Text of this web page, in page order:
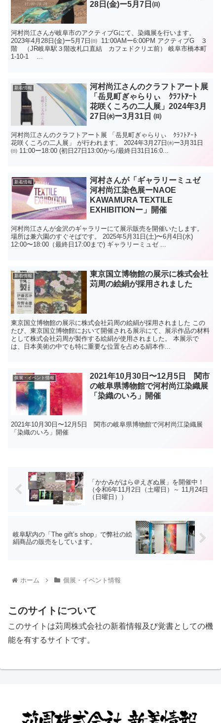
28日(金)ー5月7日㈰
河村尚江さんが岐阜市のアクティブGにて、染織展を行います。
2023年4月28日(金)ー5月7日㈰ 11:00AMー6:00PM アクティブG ３
階 （JR岐阜駅３階改札口直結 カフェドクリエ前） 岐阜市橋本町
1-10-1 ...
新着情報
河村尚江さんのクラフトアート展
「岳見町ぎゃらりぃ ｸﾗﾌﾄｱｰﾄ
花咲くころの二人展」2024年3月
27日㈬ー3月31日 ㈰
河村尚江さんのクラフトアート展 「岳見町ぎゃらりぃ ｸﾗﾌﾄｱｰﾄ
花咲くころの二人展」 が行われます。 2024年3月27日㈬ー3月31日
㈰ 11:00ー18:00 (初日27日13:00から/最終日31日16:0...
新着情報
河村さんが「ギャラリーミュゼ
河村尚江染色展ーNAOE
KAWAMURA TEXTILE
EXHIBITIONー」開催
河村尚江さんが金沢のギャラリーにて展示販売を開催いたします。
場所は兼六園のすぐそばです。 2025年5月31日(土)〜6月4日(水)
12:00〜18:00（最終日17:00まで) ギャラリーミュゼ ...
新着情報
東京国立博物館の展示に株式会社
苅周の絵絹が採用されました
東京国立博物館の展示に株式会社苅周の絵絹が採用されました この
たび、東京国立博物館において開催される展示にて、展示作品の材料
として株式会社苅周が製作する絵絹が使用されました。 本展示で
は、日本美術の中でも特に重要な位置を占める絹本作...
個展・イベント情報
2021年10月30日〜12月5日 関市
の岐阜県博物館で河村尚江染織展
「染織のいろ」開催
2021年10月30日〜12月5日 関市の岐阜県博物館で河村尚江染織展
「染織のいろ」開催
「かかみがはら＠えぎぬ展」を開催中！
（令和6年11月2日（土曜日）～ 11月24日
（日曜日））
岐阜駅内の「The gift’s shop」で弊社の絵
絹商品の販売をしています。
ホーム 個展・イベント情報
このサイトについて
このサイトは苅周株式会社の新着情報及び覚書としての機
能を有するサイトです。